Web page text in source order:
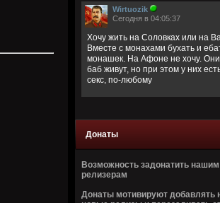
Wirtuozik
Сегодня в 04:05:37
Хочу жить на Соловках или на
Вместе с монахами бухать и
монашек. На Афоне не хочу.
баб живут, но при этом у них
секс, по-любому
Деревянные церкви Руси
В этих срубах есть сердце и вены
Bestial
Донаты
Возможность задонатить нашим
релизерам
Донаты мотивируют добавлять